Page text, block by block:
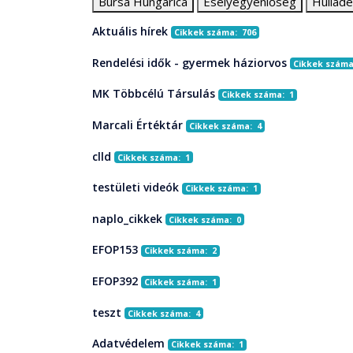
Aktuális hírek Cikkek száma: 706
Rendelési idők - gyermek háziorvos Cikkek
MK Többcélú Társulás Cikkek száma: 1
Marcali Értéktár Cikkek száma: 4
clld Cikkek száma: 1
testületi videók Cikkek száma: 1
naplo_cikkek Cikkek száma: 0
EFOP153 Cikkek száma: 2
EFOP392 Cikkek száma: 1
teszt Cikkek száma: 4
Adatvédelem Cikkek száma: 1